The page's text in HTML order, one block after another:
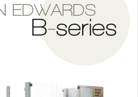
EDWARDS
B-series